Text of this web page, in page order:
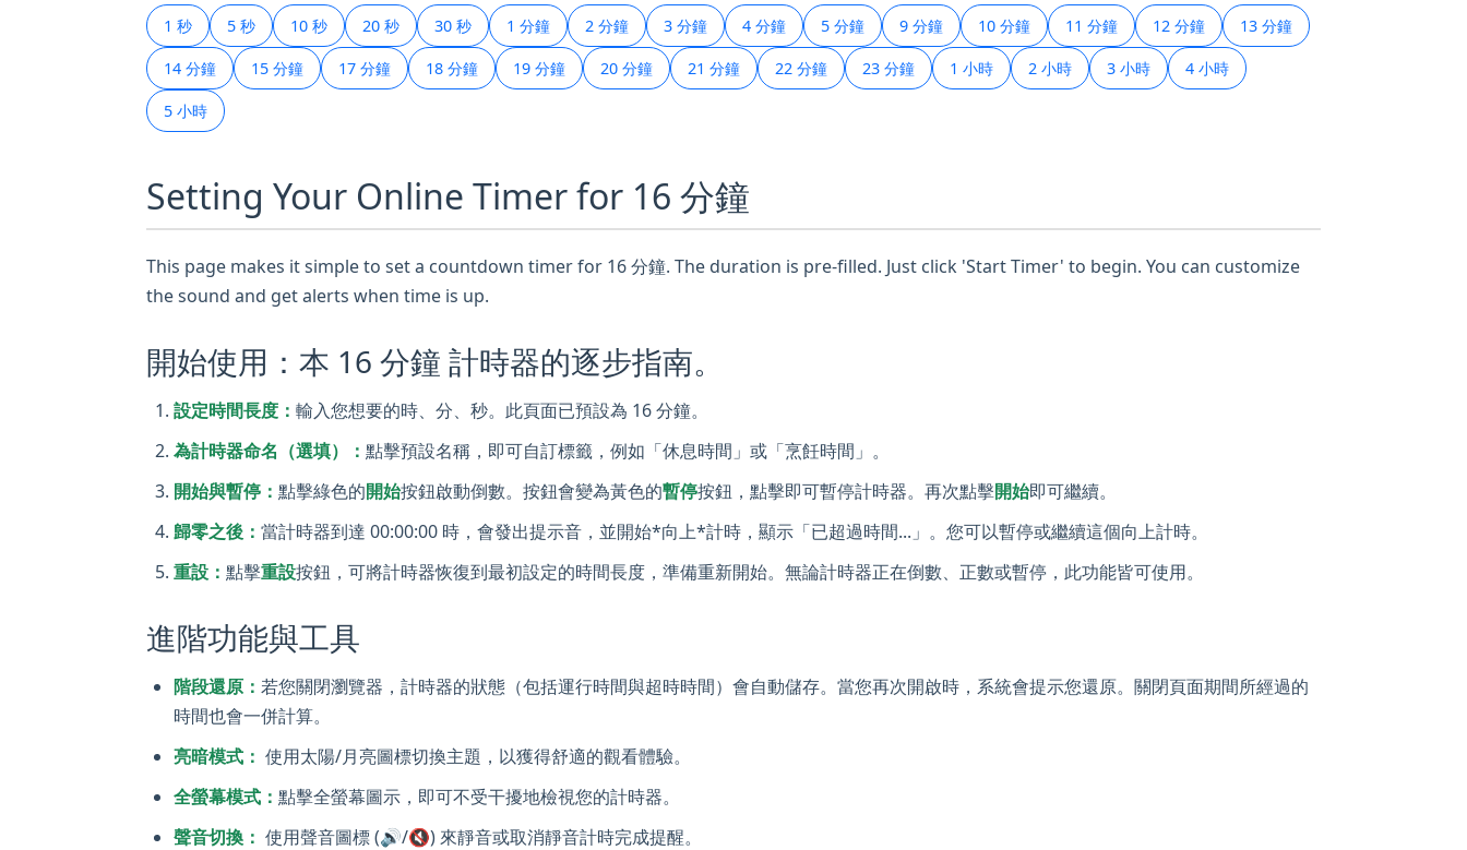
1 秒 5 秒 10 秒 20 秒 30 秒 1 分鐘 2 分鐘 3 分鐘 4 分鐘 5 分鐘 9 分鐘 10 分鐘 11 分鐘 12 分鐘 13 分鐘
14 分鐘 15 分鐘 17 分鐘 18 分鐘 19 分鐘 20 分鐘 21 分鐘 22 分鐘 23 分鐘 1 小時 2 小時 3 小時 4 小時
5 小時
Setting Your Online Timer for 16 分鐘
This page makes it simple to set a countdown timer for 16 分鐘. The duration is pre-filled. Just click 'Start Timer' to begin. You can customize
the sound and get alerts when time is up.
開始使用：本 16 分鐘 計時器的逐步指南。
設定時間長度： 輸入您想要的時、分、秒。此頁面已預設為 16 分鐘。
為計時器命名（選填）： 點擊預設名稱，即可自訂標籤，例如「休息時間」或「烹飪時間」。
開始與暫停： 點擊綠色的開始按鈕啟動倒數。按鈕會變為黃色的暫停按鈕，點擊即可暫停計時器。再次點擊開始即可繼續。
歸零之後： 當計時器到達 00:00:00 時，會發出提示音，並開始*向上*計時，顯示「已超過時間...」。您可以暫停或繼續這個向上計時。
重設： 點擊重設按鈕，可將計時器恢復到最初設定的時間長度，準備重新開始。無論計時器正在倒數、正數或暫停，此功能皆可使用。
進階功能與工具
階段還原： 若您關閉瀏覽器，計時器的狀態（包括運行時間與超時時間）會自動儲存。當您再次開啟時，系統會提示您還原。關閉頁面期間所經過的
時間也會一併計算。
亮暗模式： 使用太陽/月亮圖標切換主題，以獲得舒適的觀看體驗。
全螢幕模式： 點擊全螢幕圖示，即可不受干擾地檢視您的計時器。
聲音切換： 使用聲音圖標 (🔊/🔇) 來靜音或取消靜音計時完成提醒。